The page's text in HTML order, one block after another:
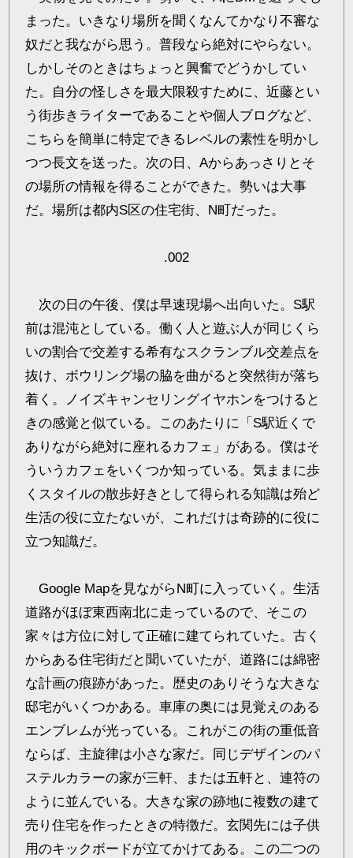
まった。いきなり場所を聞くなんてかなり不審な
奴だと我ながら思う。普段なら絶対にやらない。
しかしそのときはちょっと興奮でどうかしてい
た。自分の怪しさを最大限殺すために、近藤とい
う街歩きライターであることや個人ブログなど、
こちらを簡単に特定できるレベルの素性を明かし
つつ長文を送った。次の日、Aからあっさりとそ
の場所の情報を得ることができた。勢いは大事
だ。場所は都内S区の住宅街、N町だった。
.002
次の日の午後、僕は早速現場へ出向いた。S駅
前は混沌としている。働く人と遊ぶ人が同じくら
いの割合で交差する希有なスクランブル交差点を
抜け、ボウリング場の脇を曲がると突然街が落ち
着く。ノイズキャンセリングイヤホンをつけると
きの感覚と似ている。このあたりに「S駅近くで
ありながら絶対に座れるカフェ」がある。僕はそ
ういうカフェをいくつか知っている。気ままに歩
くスタイルの散歩好きとして得られる知識は殆ど
生活の役に立たないが、これだけは奇跡的に役に
立つ知識だ。
Google Mapを見ながらN町に入っていく。生活
道路がほぼ東西南北に走っているので、そこの
家々は方位に対して正確に建てられていた。古く
からある住宅街だと聞いていたが、道路には綿密
な計画の痕跡があった。歴史のありそうな大きな
邸宅がいくつかある。車庫の奥には見覚えのある
エンブレムが光っている。これがこの街の重低音
ならば、主旋律は小さな家だ。同じデザインのパ
ステルカラーの家が三軒、または五軒と、連符の
ように並んでいる。大きな家の跡地に複数の建て
売り住宅を作ったときの特徴だ。玄関先には子供
用のキックボードが立てかけてある。この二つの